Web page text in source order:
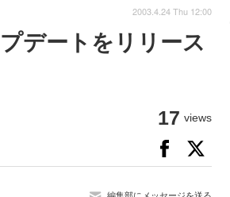
デートをリリース
2003.4.24 Thu 12:00
17 views